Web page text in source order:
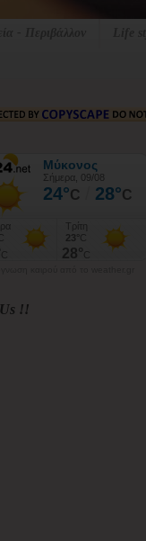
!!